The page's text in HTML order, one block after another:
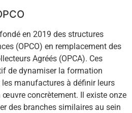
en 2019 des structures
(OPCO) en remplacement des
Agréés (OPCA). Ces
de dynamiser la formation
manufactures à définir leurs
œuvre concrètement. Il existe onze
des branches similaires au sein